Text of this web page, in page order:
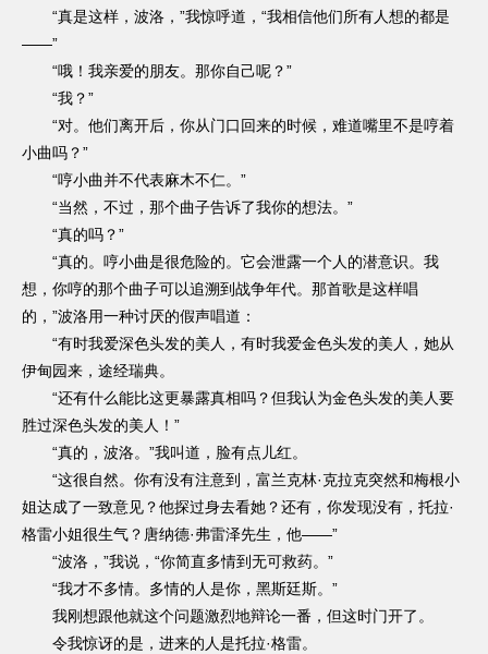
“真是这样，波洛，”我惊呼道，“我相信他们所有人想的都是
——”
“哦！我亲爱的朋友。那你自己呢？”
“我？”
“对。他们离开后，你从门口回来的时候，难道嘴里不是哼着
小曲吗？”
“哼小曲并不代表麻木不仁。”
“当然，不过，那个曲子告诉了我你的想法。”
“真的吗？”
“真的。哼小曲是很危险的。它会泄露一个人的潜意识。我
想，你哼的那个曲子可以追溯到战争年代。那首歌是这样唱
的，”波洛用一种讨厌的假声唱道：
“有时我爱深色头发的美人，有时我爱金色头发的美人，她从
伊甸园来，途经瑞典。
“还有什么能比这更暴露真相吗？但我认为金色头发的美人要
胜过深色头发的美人！”
“真的，波洛。”我叫道，脸有点儿红。
“这很自然。你有没有注意到，富兰克林·克拉克突然和梅根小
姐达成了一致意见？他探过身去看她？还有，你发现没有，托拉·
格雷小姐很生气？唐纳德·弗雷泽先生，他——”
“波洛，”我说，“你简直多情到无可救药。”
“我才不多情。多情的人是你，黑斯廷斯。”
我刚想跟他就这个问题激烈地辩论一番，但这时门开了。
令我惊讶的是，进来的人是托拉·格雷。